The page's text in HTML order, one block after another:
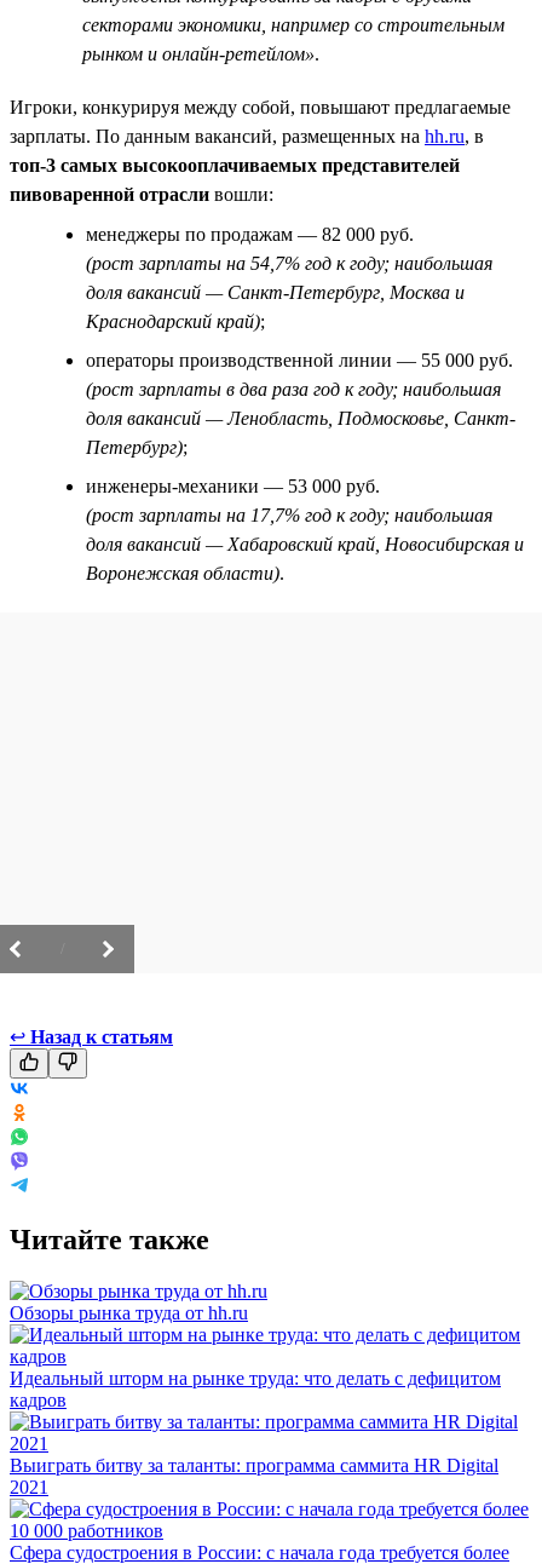
секторами экономики, например со строительным
рынком и онлайн-ретейлом».
Игроки, конкурируя между собой, повышают предлагаемые
зарплаты. По данным вакансий, размещенных на hh.ru, в
топ-3 самых высокооплачиваемых представителей
пивоваренной отрасли вошли:
менеджеры по продажам — 82 000 руб.
(рост зарплаты на 54,7% год к году; наибольшая
доля вакансий — Санкт-Петербург, Москва и
Краснодарский край);
операторы производственной линии — 55 000 руб.
(рост зарплаты в два раза год к году; наибольшая
доля вакансий — Ленобласть, Подмосковье, Санкт-
Петербург);
инженеры-механики — 53 000 руб.
(рост зарплаты на 17,7% год к году; наибольшая
доля вакансий — Хабаровский край, Новосибирская и
Воронежская области).
↩ Назад к статьям
Читайте также
Обзоры рынка труда от hh.ru
Идеальный шторм на рынке труда: что делать с дефицитом
кадров
Выиграть битву за таланты: программа саммита HR Digital
2021
Сфера судостроения в России: с начала года требуется более